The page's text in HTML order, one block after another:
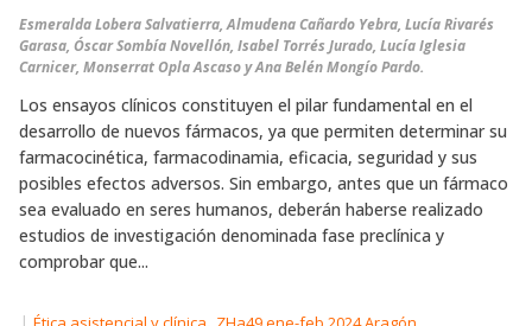
Esmeralda Lobera Salvatierra, Almudena Cañardo Yebra, Lucía Rivarés
Garasa, Óscar Sombía Novellón, Isabel Torrés Jurado, Lucía Iglesia
Carnicer, Monserrat Opla Ascaso y Ana Belén Mongío Pardo.
Los ensayos clínicos constituyen el pilar fundamental en el
desarrollo de nuevos fármacos, ya que permiten determinar su
farmacocinética, farmacodinamia, eficacia, seguridad y sus
posibles efectos adversos. Sin embargo, antes que un fármaco
sea evaluado en seres humanos, deberán haberse realizado
estudios de investigación denominada fase preclínica y
comprobar que...